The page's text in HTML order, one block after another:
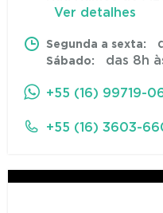
Ver detalhes
Segunda a sexta:
Sábado: das 8h
+55 (16) 99719-
+55 (16) 3603-